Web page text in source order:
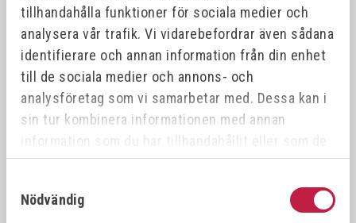
tillhandahålla funktioner för sociala medier och
analysera vår trafik. Vi vidarebefordrar även sådana
identifierare och annan information från din enhet
till de sociala medier och annons- och
analysföretag som vi samarbetar med. Dessa kan i
sin tur kombinera informationen med annan
information som du har tillhandahållit eller som de
har samlat in när du har använt deras tjänster.
Nödvändig
Relaterade produkter